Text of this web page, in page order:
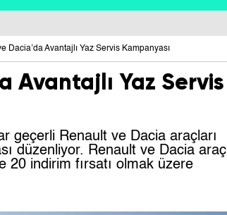
Dacia’da Avantajlı Yaz Servis Kampanyası
Avantajlı Yaz Servis
geçerli Renault ve Dacia araçları
düzenliyor. Renault ve Dacia araç
20 indirim fırsatı olmak üzere